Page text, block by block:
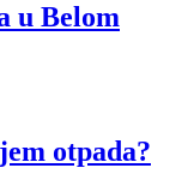
u Belom
otpada?